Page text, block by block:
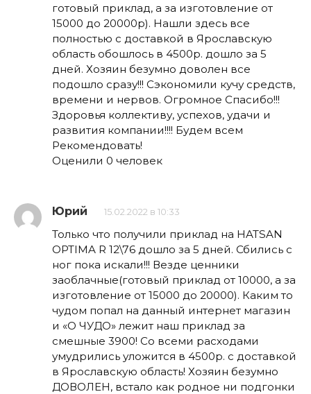
готовый приклад, а за изготовление от
15000 до 20000р). Нашли здесь все
полностью с доставкой в Ярославскую
область обошлось в 4500р. дошло за 5
дней. Хозяин безумно доволен все
подошло сразу!!! Сэкономили кучу средств,
времени и нервов. Огромное Спасибо!!!
Здоровья коллективу, успехов, удачи и
развития компании!!!! Будем всем
Рекомендовать!
Оценили 0 человек
Юрий 15.02.2022 в 10:33
Только что получили приклад на HATSAN
OPTIMA R 12\76 дошло за 5 дней. Сбились с
ног пока искали!!! Везде ценники
заоблачные(готовый приклад от 10000, а за
изготовление от 15000 до 20000). Каким то
чудом попал на данный интернет магазин
и «О ЧУДО» лежит наш приклад за
смешные 3900! Со всеми расходами
умудрились уложится в 4500р. с доставкой
в Ярославскую область! Хозяин безумно
ДОВОЛЕН, встало как родное ни подгонки